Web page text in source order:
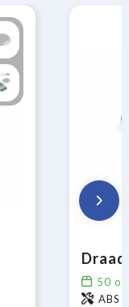
50
ABS